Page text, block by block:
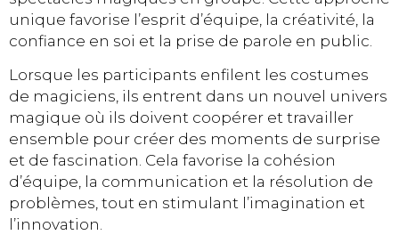
unique favorise l’esprit d’équipe, la créativité, la
confiance en soi et la prise de parole en public.
Lorsque les participants enfilent les costumes
de magiciens, ils entrent dans un nouvel univers
magique où ils doivent coopérer et travailler
ensemble pour créer des moments de surprise
et de fascination. Cela favorise la cohésion
d’équipe, la communication et la résolution de
problèmes, tout en stimulant l’imagination et
l’innovation.